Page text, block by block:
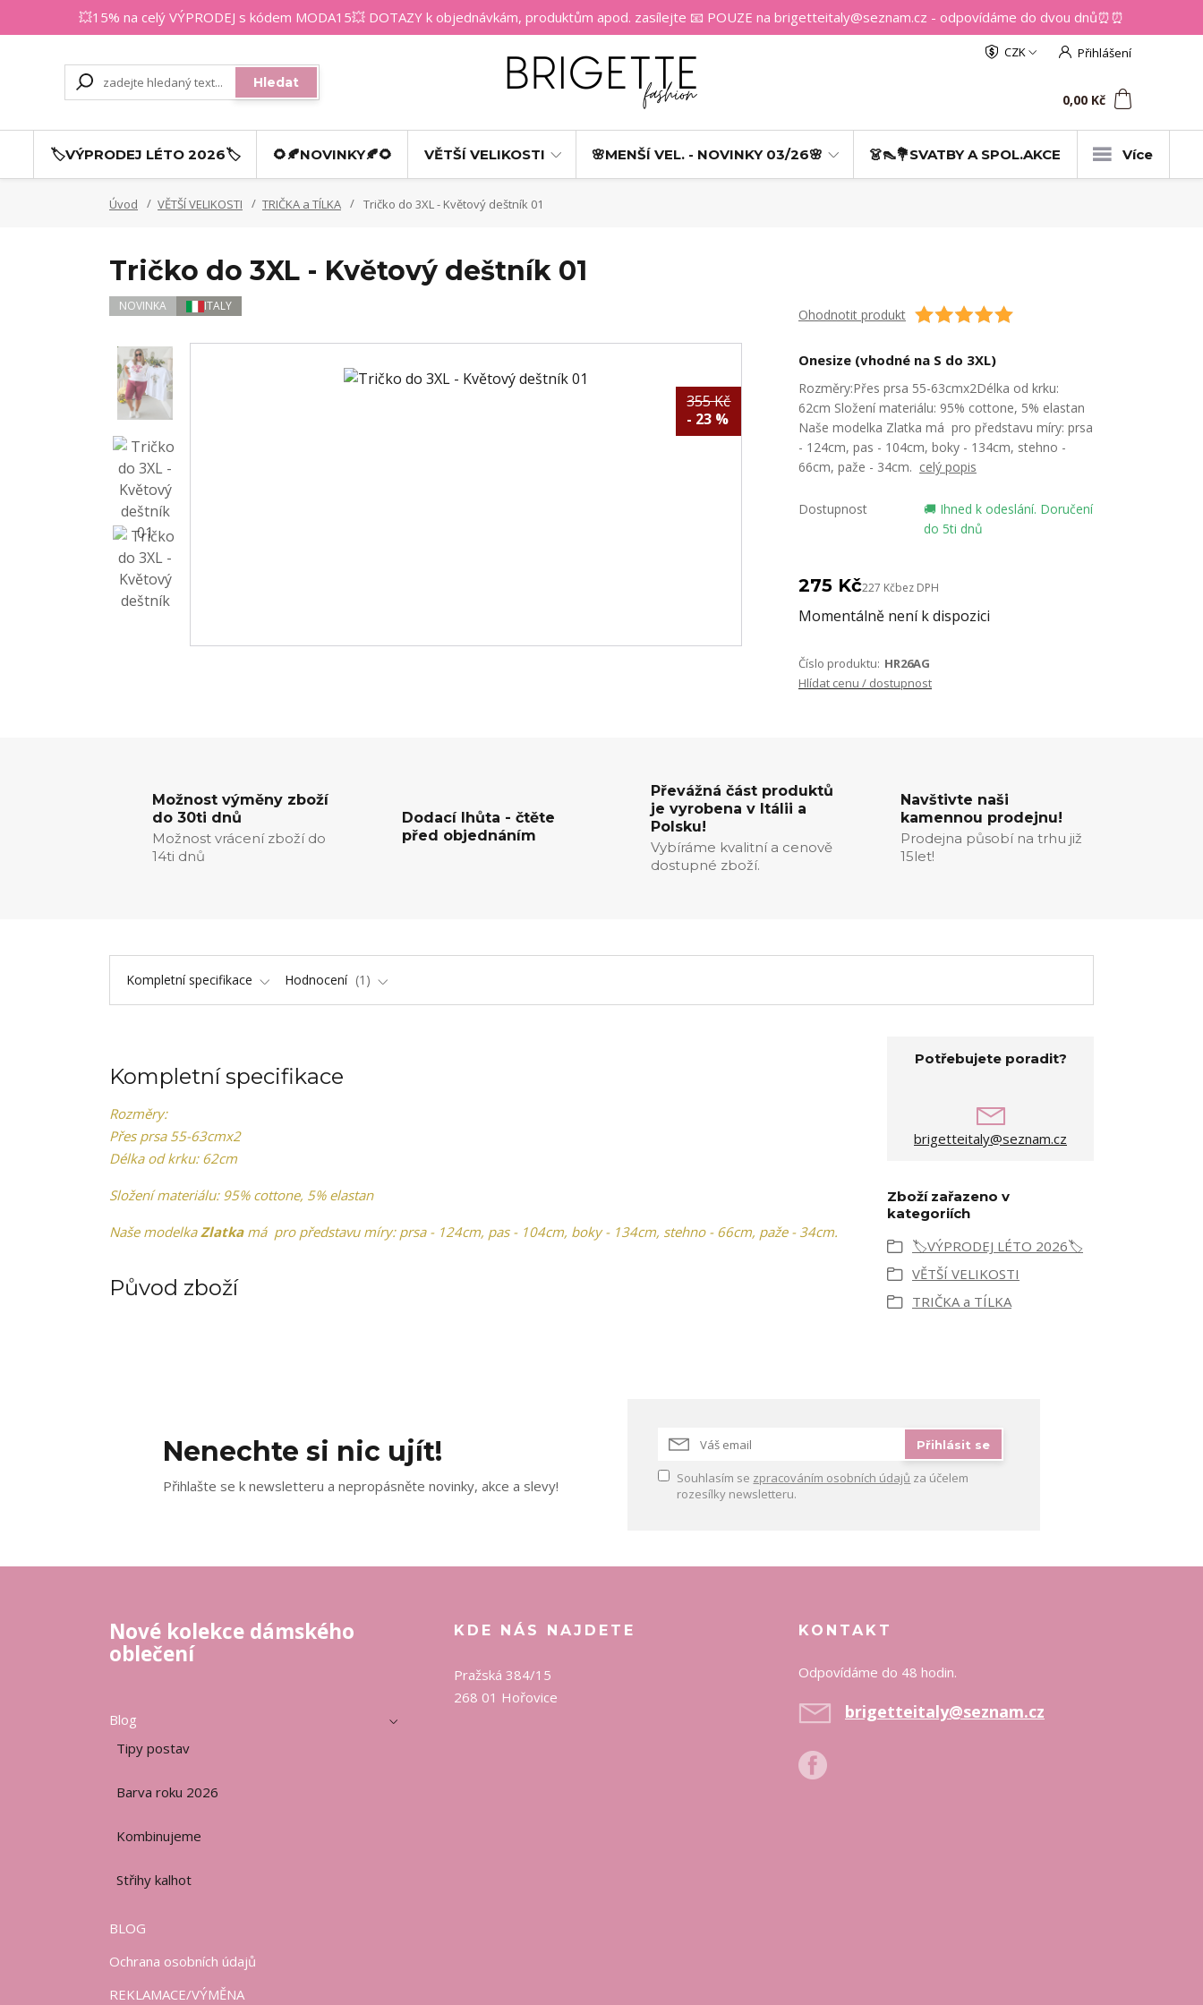
💥15% na celý VÝPRODEJ s kódem MODA15💥 DOTAZY k objednávkám, produktům apod. zasílejte 📧 POUZE na brigetteitaly@seznam.cz - odpovídáme do dvou dnů⏰⏰
CZK
Přihlášení
Hledat
0,00 Kč
🏷️VÝPRODEJ LÉTO 2026🏷️ 🌻🍂NOVINKY🍂🌻 VĚTŠÍ VELIKOSTI 🌸MENŠÍ VEL. - NOVINKY 03/26🌸 👗👠💐SVATBY A SPOL.AKCE Více
Úvod VĚTŠÍ VELIKOSTI TRIČKA a TÍLKA Tričko do 3XL - Květový deštník 01
Tričko do 3XL - Květový deštník 01
NOVINKA ITALY
355 Kč
- 23 %
Ohodnotit produkt
Onesize (vhodné na S do 3XL)
Rozměry:Přes prsa 55-63cmx2Délka od krku:
62cm Složení materiálu: 95% cottone, 5% elastan
Naše modelka Zlatka má pro představu míry: prsa
- 124cm, pas - 104cm, boky - 134cm, stehno -
66cm, paže - 34cm. celý popis
Dostupnost
🚚 Ihned k odeslání. Doručení
do 5ti dnů
275 Kč227 Kčbez DPH
Momentálně není k dispozici
Číslo produktu: HR26AG
Hlídat cenu / dostupnost
Možnost výměny zboží
do 30ti dnů
Možnost vrácení zboží do
14ti dnů
Dodací lhůta - čtěte
před objednáním
Převážná část produktů
je vyrobena v Itálii a
Polsku!
Vybíráme kvalitní a cenově
dostupné zboží.
Navštivte naši
kamennou prodejnu!
Prodejna působí na trhu již
15let!
Kompletní specifikace Hodnocení 1
Kompletní specifikace
Rozměry:
Přes prsa 55-63cmx2
Délka od krku: 62cm
Složení materiálu: 95% cottone, 5% elastan
Naše modelkaZlatkamá pro představu míry: prsa - 124cm, pas - 104cm, boky - 134cm, stehno - 66cm, paže - 34cm.
Původ zboží
Potřebujete poradit?
brigetteitaly@seznam.cz
Zboží zařazeno v
kategoriích
🏷️VÝPRODEJ LÉTO 2026🏷️
VĚTŠÍ VELIKOSTI
TRIČKA a TÍLKA
Nenechte si nic ujít!
Přihlašte se k newsletteru a nepropásněte novinky, akce a slevy!
Přihlásit se
Souhlasím se zpracováním osobních údajů za účelem
rozesílky newsletteru.
Nové kolekce dámského
oblečení
Blog
Tipy postav
Barva roku 2026
Kombinujeme
Střihy kalhot
BLOG
Ochrana osobních údajů
REKLAMACE/VÝMĚNA
KDE NÁS NAJDETE
Pražská 384/15
268 01 Hořovice
KONTAKT
Odpovídáme do 48 hodin.
brigetteitaly@seznam.cz